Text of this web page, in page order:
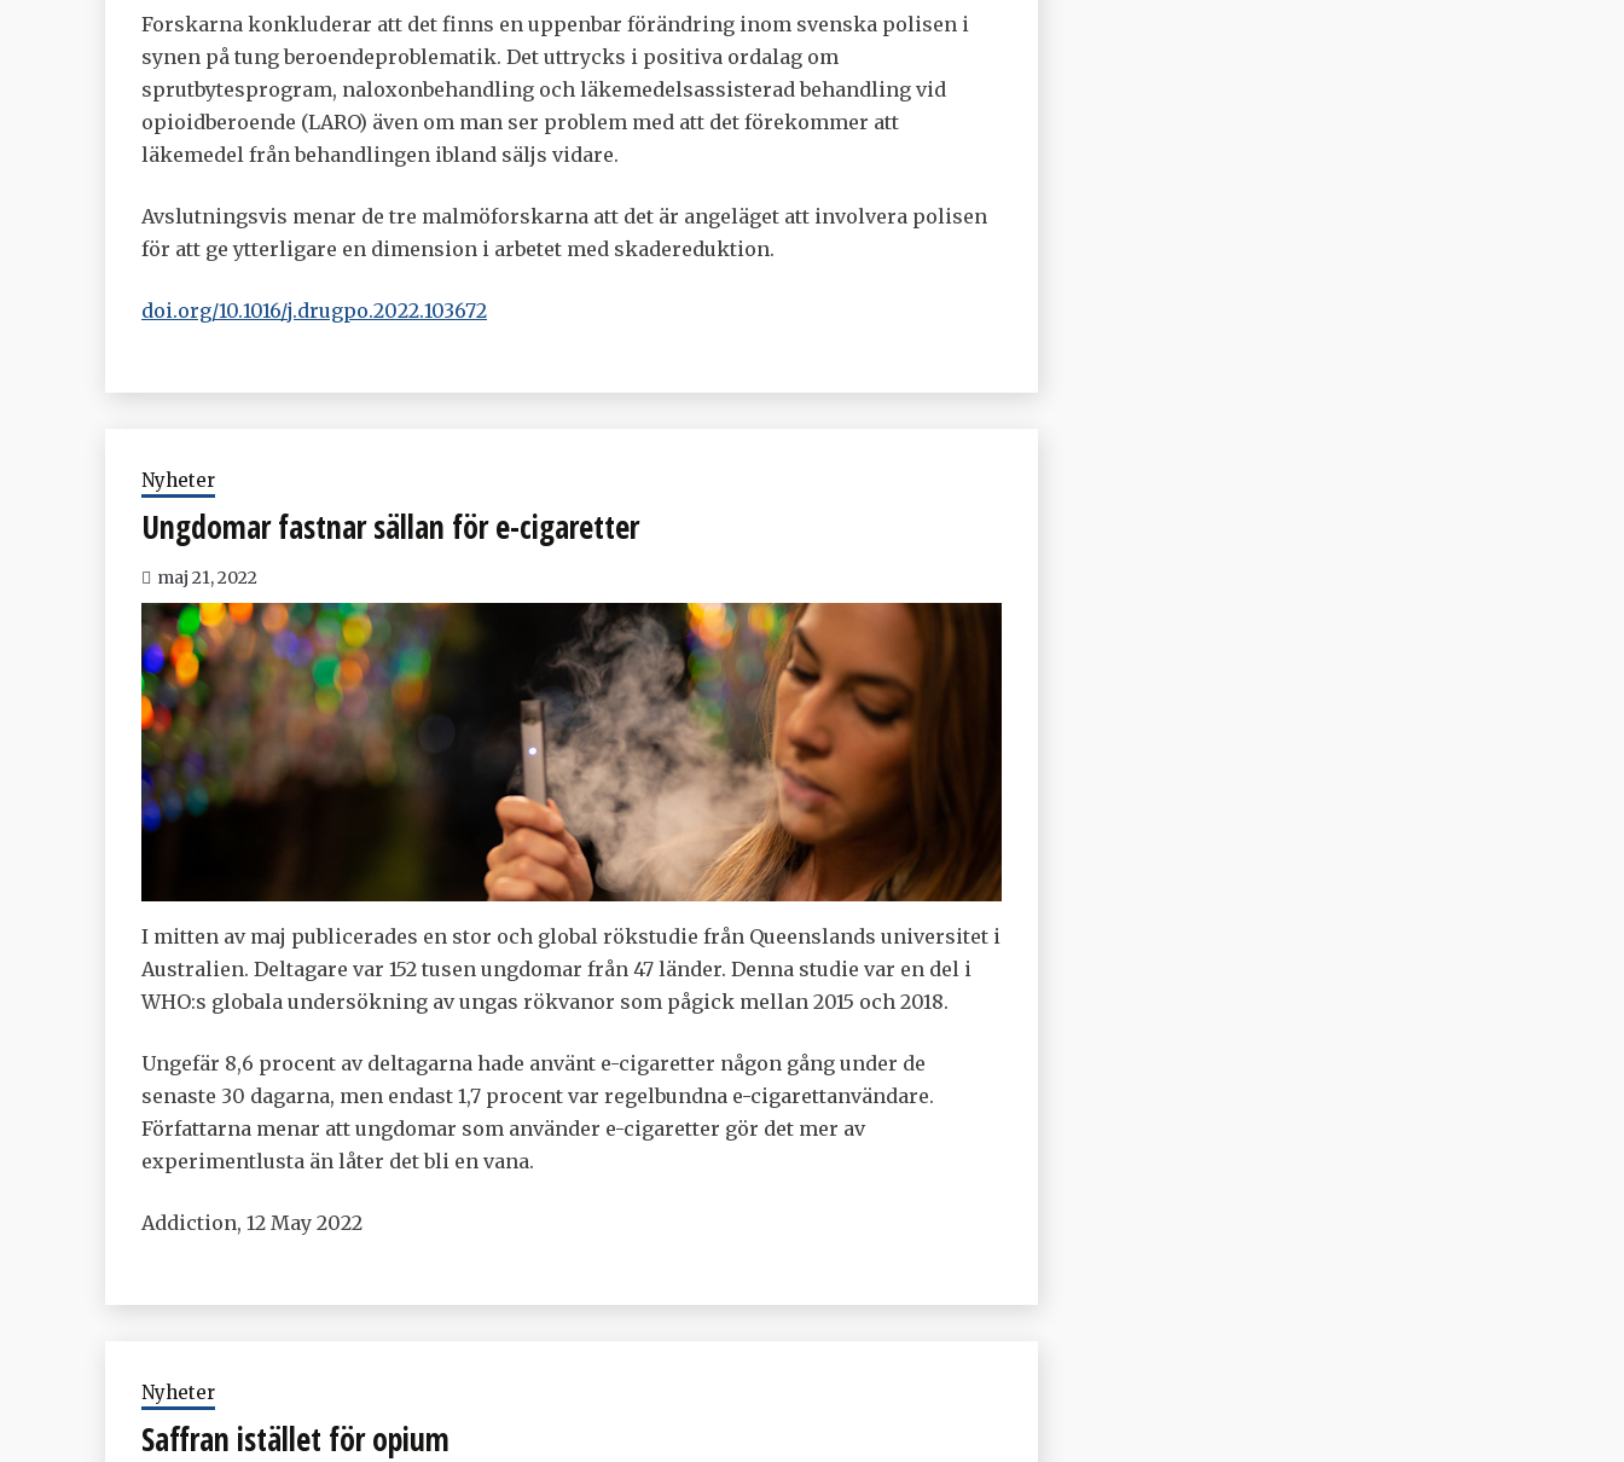
Forskarna konkluderar att det finns en uppenbar förändring inom svenska polisen i
synen på tung beroendeproblematik. Det uttrycks i positiva ordalag om
sprutbytesprogram, naloxonbehandling och läkemedelsassisterad behandling vid
opioidberoende (LARO) även om man ser problem med att det förekommer att
läkemedel från behandlingen ibland säljs vidare.
Avslutningsvis menar de tre malmöforskarna att det är angeläget att involvera polisen
för att ge ytterligare en dimension i arbetet med skadereduktion.
doi.org/10.1016/j.drugpo.2022.103672
Nyheter
Ungdomar fastnar sällan för e-cigaretter
maj 21, 2022
I mitten av maj publicerades en stor och global rökstudie från Queenslands universitet i
Australien. Deltagare var 152 tusen ungdomar från 47 länder. Denna studie var en del i
WHO:s globala undersökning av ungas rökvanor som pågick mellan 2015 och 2018.
Ungefär 8,6 procent av deltagarna hade använt e-cigaretter någon gång under de
senaste 30 dagarna, men endast 1,7 procent var regelbundna e-cigarettanvändare.
Författarna menar att ungdomar som använder e-cigaretter gör det mer av
experimentlusta än låter det bli en vana.
Addiction, 12 May 2022
Nyheter
Saffran istället för opium